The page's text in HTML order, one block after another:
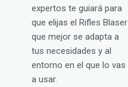
expertos te guiará para
que elijas el Rifles Blaser
que mejor se adapta a
tus necesidades y al
entorno en el que lo vas
a usar.